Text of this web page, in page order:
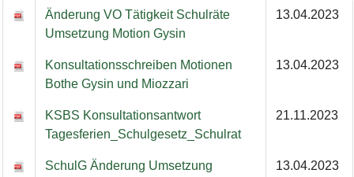
Änderung VO Tätigkeit Schulräte
Umsetzung Motion Gysin
13.04.2023
Konsultationsschreiben Motionen
Bothe Gysin und Miozzari
13.04.2023
KSBS Konsultationsantwort
Tagesferien_Schulgesetz_Schulrat
21.11.2023
SchulG Änderung Umsetzung
13.04.2023